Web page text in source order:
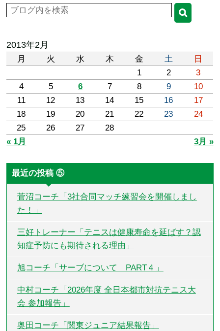
2013年2月
月 火 水 木 金 土
日
1
2
3
4
5 6 7 8 9
10
11
12 13 14 15 16
17
18
19 20 21 22 23
24
25
26 27
28
« 1月
3月 »
最近の投稿 ⑤
菅沼コーチ「3社合同マッチ練習会を開催しまし
た！」
三好トレーナー「テニスは健康寿命を延ばす？認
知症予防にも期待される理由」
旭コーチ「サーブについて PART４」
中村コーチ「2026年度 全日本都市対抗テニス大
会 参加報告」
奥田コーチ「関東ジュニア結果報告」